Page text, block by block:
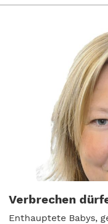
Verbrechen
Enthauptete Babys,